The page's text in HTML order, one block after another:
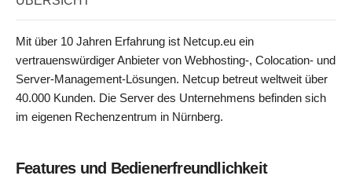
Mit über 10 Jahren Erfahrung ist Netcup.eu ein
vertrauenswürdiger Anbieter von Webhosting-, Colocation- und
Server-Management-Lösungen. Netcup betreut weltweit über
40.000 Kunden. Die Server des Unternehmens befinden sich
im eigenen Rechenzentrum in Nürnberg.
Features und Bedienerfreundlichkeit